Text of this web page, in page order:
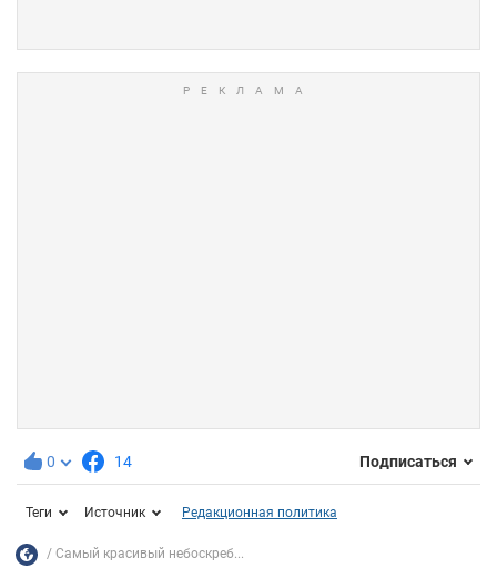
0 14 Подписаться
Теги Источник Редакционная политика
Самый красивый небоскреб...